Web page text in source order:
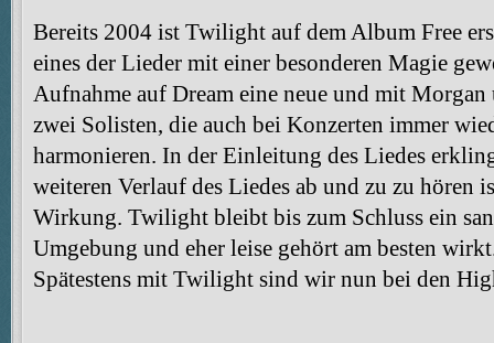
Bereits 2004 ist Twilight auf dem Album Free
eines der Lieder mit einer besonderen Magie
Aufnahme auf Dream eine neue und mit
zwei Solisten, die auch bei Konzerten immer
harmonieren. In der Einleitung des Liedes
weiteren Verlauf des Liedes ab und zu zu hören
Wirkung. Twilight bleibt bis zum Schluss ein
Umgebung und eher leise gehört am besten
Spätestens mit Twilight sind wir nun bei den